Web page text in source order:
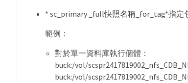
* sc_primary _full快照名稱_for_tag*指定
範例：
對於單一資料庫執行個體：
buck:/vol/
buck:/vol/